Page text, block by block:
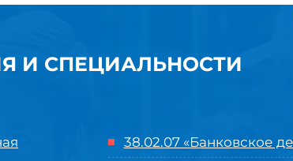
И СПЕЦИАЛЬНОСТИ
38.02.07 «Банковское